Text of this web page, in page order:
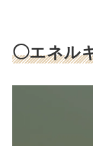
◯エネル